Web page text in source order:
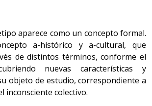
aparece como un concepto formal.
a-histórico y a-cultural, que
de distintos términos, conforme el
nuevas características y
objeto de estudio, correspondiente a
inconsciente colectivo.